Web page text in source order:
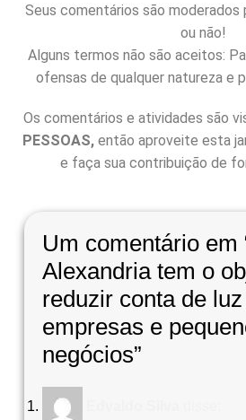
Seus comentários são moderados
ou não!
Alguns termos não são aceitos:
ofensas de qualquer natureza e
Os comentários e atividades são
PESSOAS, então aproveite esta
e faça sua contribuição de
Um comentário em
Alexandria tem o
reduzir conta de
empresas e
negócios”